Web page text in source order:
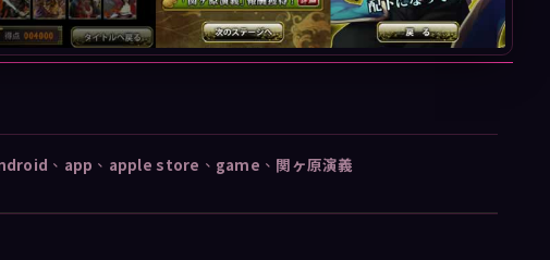
、 app 、 apple store 、 game 、 関ヶ原演義